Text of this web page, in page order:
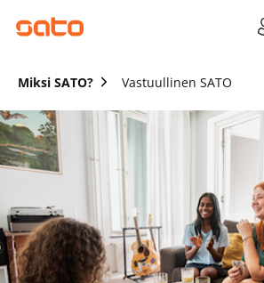
Miksi SATO? Vastuullinen SATO